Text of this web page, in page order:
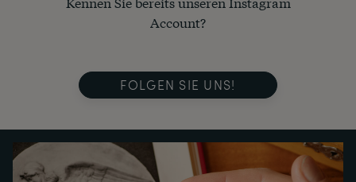
Account?
FOLGEN SIE UNS!